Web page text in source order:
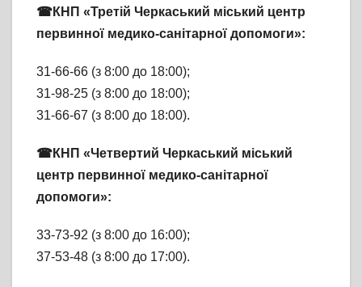
☎КНП «Третій Черкаський міський центр
первинної медико-санітарної допомоги»:
31-66-66 (з 8:00 до 18:00);
31-98-25 (з 8:00 до 18:00);
31-66-67 (з 8:00 до 18:00).
☎КНП «Четвертий Черкаський міський
центр первинної медико-санітарної
допомоги»:
33-73-92 (з 8:00 до 16:00);
37-53-48 (з 8:00 до 17:00).